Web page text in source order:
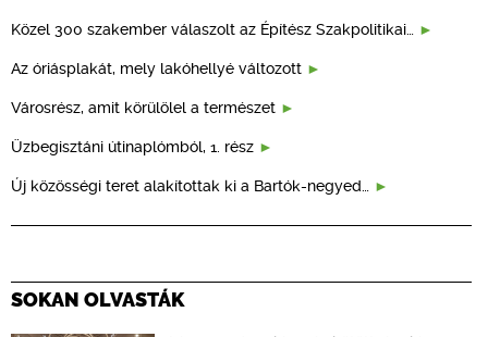
Közel 300 szakember válaszolt az Építész Szakpolitikai…
Az óriásplakát, mely lakóhellyé változott
Városrész, amit körülölel a természet
Üzbegisztáni útinaplómból, 1. rész
Új közösségi teret alakítottak ki a Bartók-negyed…
SOKAN OLVASTÁK